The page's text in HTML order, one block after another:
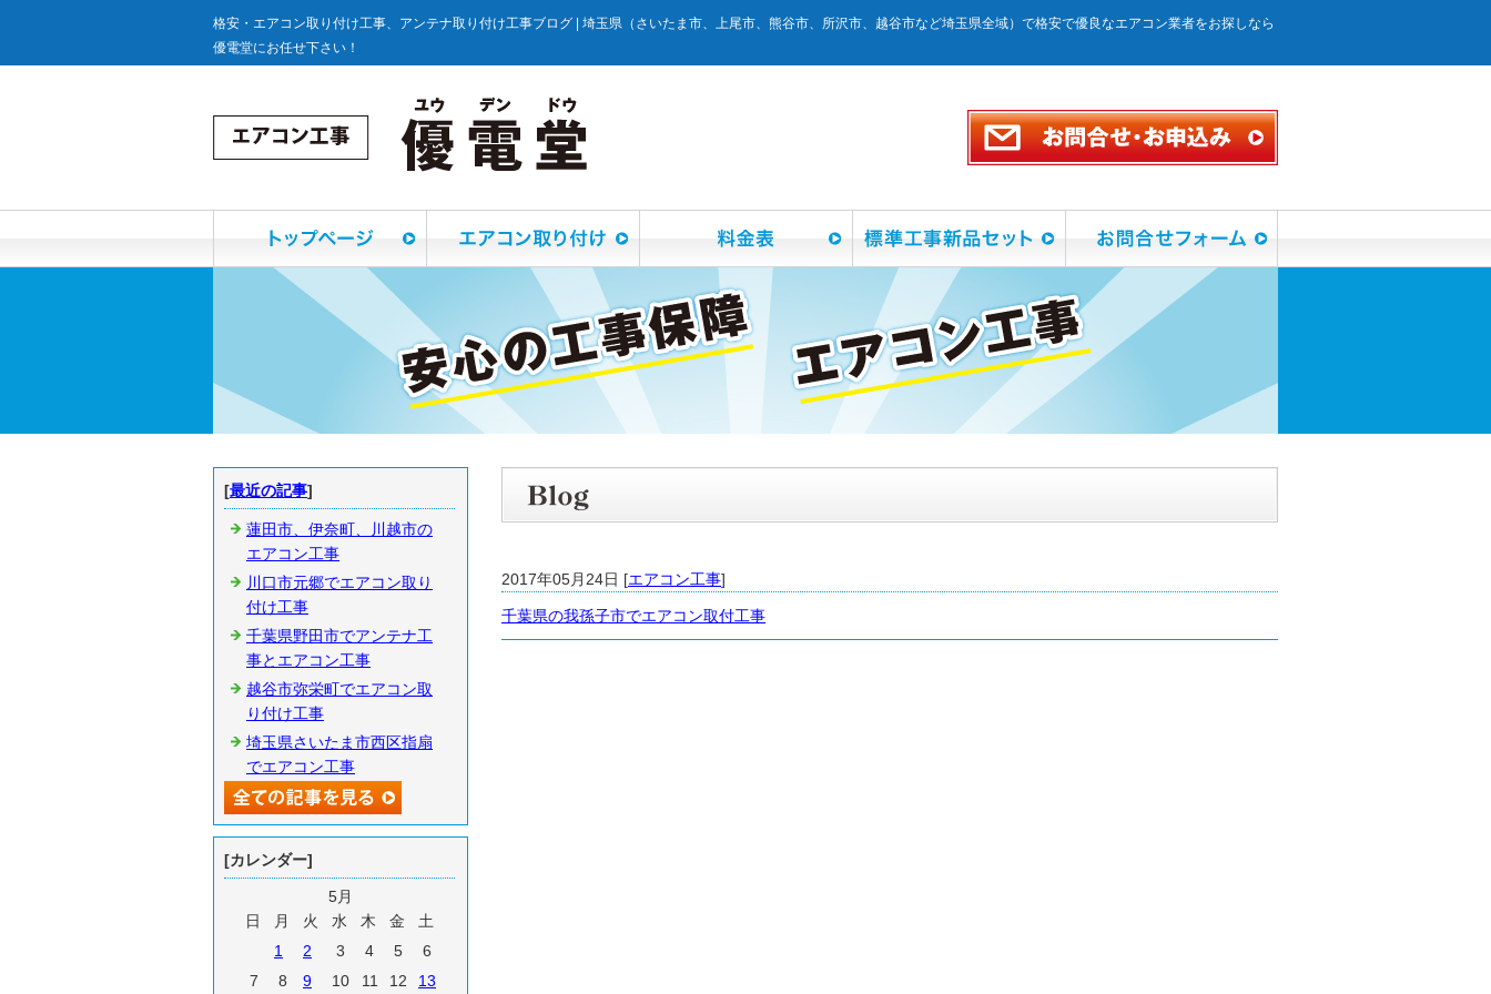
格安・エアコン取り付け工事、アンテナ取り付け工事ブログ | 埼玉県（さいたま市、上尾市、熊谷市、所沢市、越谷市など埼玉県全域）で格安で優良なエアコン業者をお探しなら
優電堂にお任せ下さい！
2017年05月24日 [エアコン工事]
千葉県の我孫子市でエアコン取付工事
[最近の記事]
蓮田市、伊奈町、川越市の
エアコン工事
川口市元郷でエアコン取り
付け工事
千葉県野田市でアンテナ工
事とエアコン工事
越谷市弥栄町でエアコン取
り付け工事
埼玉県さいたま市西区指扇
でエアコン工事
[カレンダー]
5月
日
月 火 水 木 金
土
1
2 3 4 5
6
7
8 9 10 11 12 13